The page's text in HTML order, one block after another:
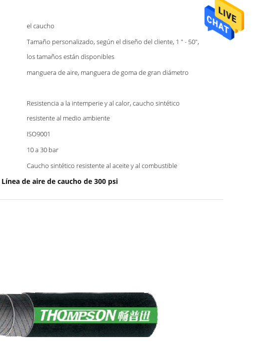
el caucho
Tamaño personalizado, según el diseño del cliente, 1 " - 50",
los tamaños están disponibles
manguera de aire, manguera de goma de gran diámetro
Resistencia a la intemperie y al calor, caucho sintético
resistente al medio ambiente
ISO9001
10 a 30 bar
Caucho sintético resistente al aceite y al combustible
Línea de aire de caucho de 300 psi